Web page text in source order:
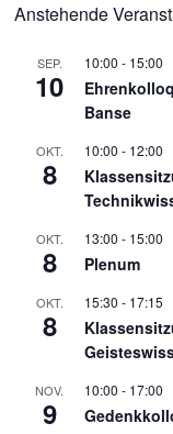
Anstehende
SEP.
10
10:00 - 15:00
Banse
OKT.
8
10:00 - 12:00
OKT.
8
13:00 - 15:00
Plenum
OKT.
8
15:30 - 17:15
NOV.
9
10:00 - 17:00